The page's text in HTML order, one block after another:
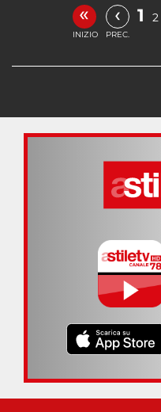
«
INIZIO
‹
PREC.
1 2